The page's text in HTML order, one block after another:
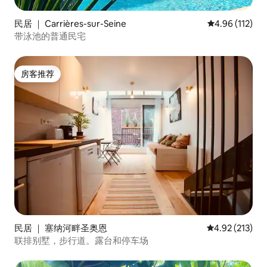
民居 ｜ Carrières-sur-Seine 平均评分 4.96
4.96 (112)
带泳池的普通民宅
房客推荐
房客推荐
民居 ｜ 塞纳河畔圣奥恩 平均评分 4.92
4.92 (213)
联排别墅，步行道。露台和停车场